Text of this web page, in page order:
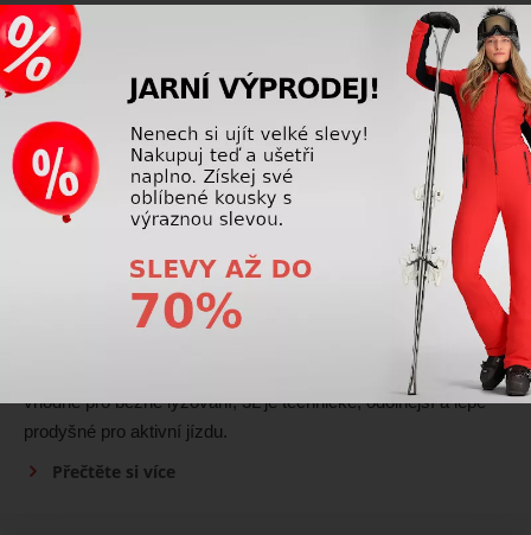
Zvolte bundu z pružného materiálu, s anatomickým
střihem a dostatkem místa v ramenou, aby neomezovala
pohyb na svahu.
Přečtěte si více
Jak se vyznat v označeních DWR, 2L, 3L u
lyžařského oblečení?
DWR je vodoodpudivá úprava povrchu, zatímco 2L a 3L
označují konstrukci vrstev materiálu. 2L je komfortnější a
vhodné pro běžné lyžování, 3L je technické, odolnější a lépe
prodyšné pro aktivní jízdu.
Přečtěte si více